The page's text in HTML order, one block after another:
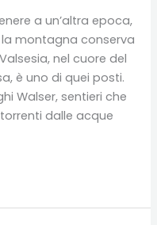
a un’altra epoca,
montagna conserva
nel cuore del
è uno di quei posti.
Walser, sentieri che
dalle acque